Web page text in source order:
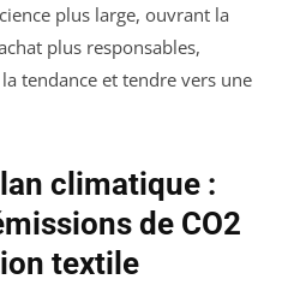
plus large, ouvrant la
plus responsables,
tendance et tendre vers une
climatique :
de CO2
textile